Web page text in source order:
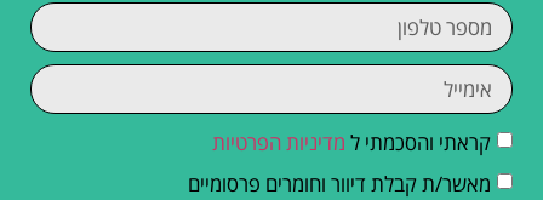
קראתי והסכמתי ל מדיניות הפרטיות
מאשר/ת קבלת דיוור וחומרים פרסומיים